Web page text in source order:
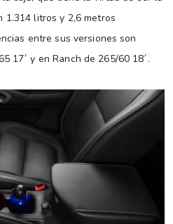
1.314 litros y 2,6 metros
entre sus versiones son
17´ y en Ranch de 265/60 18´.